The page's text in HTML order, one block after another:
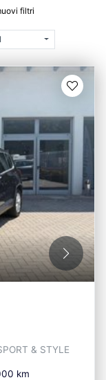
filtri
& STYLE
km